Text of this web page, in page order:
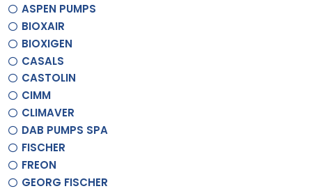
ASPEN PUMPS
BIOXAIR
BIOXIGEN
CASALS
CASTOLIN
CIMM
CLIMAVER
DAB PUMPS SPA
FISCHER
FREON
GEORG FISCHER